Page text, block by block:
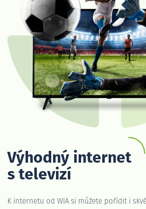
Výhodný internet
s televizí
K internetu od WIA si můžete pořídit i